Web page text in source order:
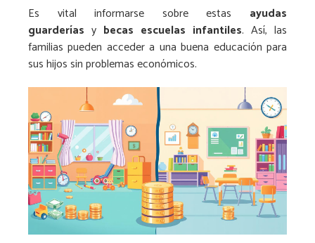
Es vital informarse sobre estas ayudas
guarderías y becas escuelas infantiles. Así, las
familias pueden acceder a una buena educación para
sus hijos sin problemas económicos.